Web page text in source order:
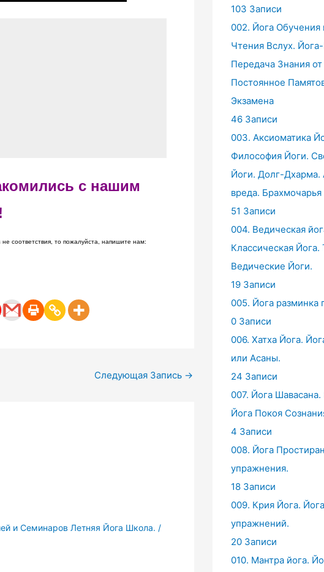
с нашим
соответствия, то пожалуйста, напишите нам:
Следующая Запись →
и Семинаров Летняя Йога Школа. /
103 Записи
002. Йога Обучения
Чтения Вслух.
Передача Знания
Постоянное
Экзамена
46 Записи
003. Аксиоматика
Философия Йоги.
Йоги. Долг-
вреда.
51 Записи
004. Ведическая
Классическая
Ведические Йоги.
19 Записи
005. Йога разминка
0 Записи
006. Хатха Йога.
или Асаны.
24 Записи
007. Йога
Йога Покоя
4 Записи
008. Йога
упражнения.
18 Записи
009. Крия Йога.
упражнений.
20 Записи
010. Мантра йога.